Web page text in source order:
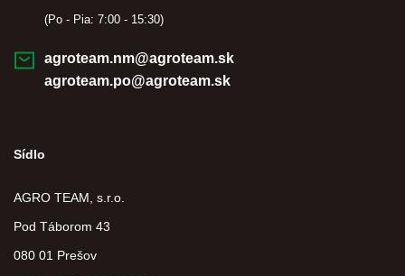
(Po - Pia: 7:00 - 15:30)
agroteam.nm@agroteam.sk
agroteam.po@agroteam.sk
Sídlo
AGRO TEAM, s.r.o.
Pod Táborom 43
080 01 Prešov